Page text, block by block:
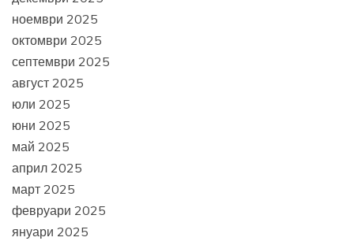
ноември 2025
октомври 2025
септември 2025
август 2025
юли 2025
юни 2025
май 2025
април 2025
март 2025
февруари 2025
януари 2025